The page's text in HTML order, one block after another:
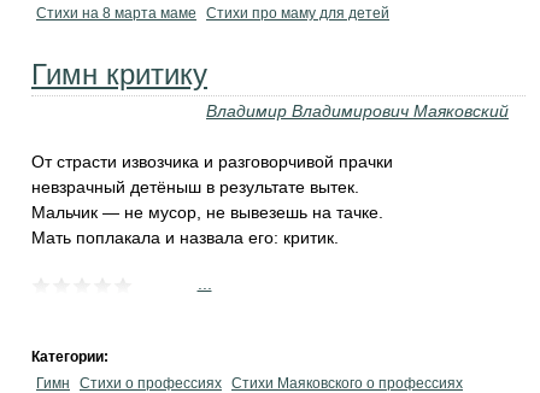
Стихи на 8 марта маме
Стихи про маму для детей
Гимн критику
Владимир Владимирович Маяковский
От страсти извозчика и разговорчивой прачки
невзрачный детёныш в результате вытек.
Мальчик — не мусор, не вывезешь на тачке.
Мать поплакала и назвала его: критик.
Категории:
Гимн
Стихи о профессиях Стихи Маяковского о профессиях